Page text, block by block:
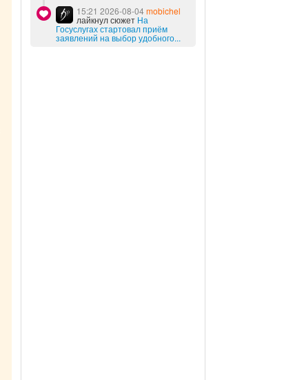
15:21 2026-08-04mobichel
лайкнул сюжет На
Госуслугах стартовал приём
заявлений на выбор удобного...